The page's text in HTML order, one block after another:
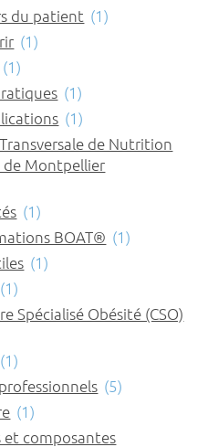
du patient (1)
(1)
(1)
(1)
(1)
de Nutrition
de Montpellier
(1)
BOAT® (1)
(1)
(1)
Spécialisé Obésité (CSO)
(1)
(5)
(1)
et composantes